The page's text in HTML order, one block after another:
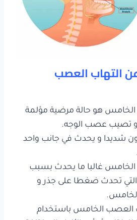
التهاب العصب
هو حالة مرضية مؤلمة
و تصيب عصب الوجه.
شديدا و يحدث في جانب واحد
غالبا ما يحدث بسبب
التي تحدث ضغطا على جذر و
العصب الخامس باستخدام